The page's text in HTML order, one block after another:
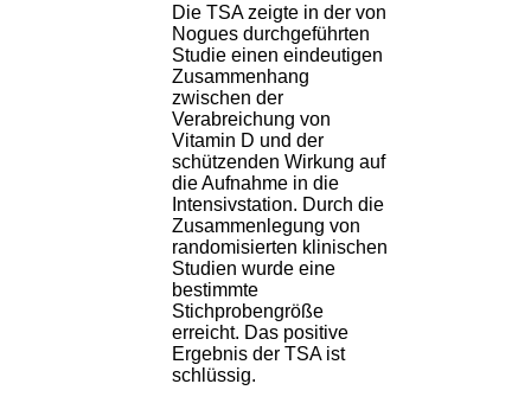
Die TSA zeigte in der von
Nogues durchgeführten
Studie einen eindeutigen
Zusammenhang
zwischen der
Verabreichung von
Vitamin D und der
schützenden Wirkung auf
die Aufnahme in die
Intensivstation. Durch die
Zusammenlegung von
randomisierten klinischen
Studien wurde eine
bestimmte
Stichprobengröße
erreicht. Das positive
Ergebnis der TSA ist
schlüssig.